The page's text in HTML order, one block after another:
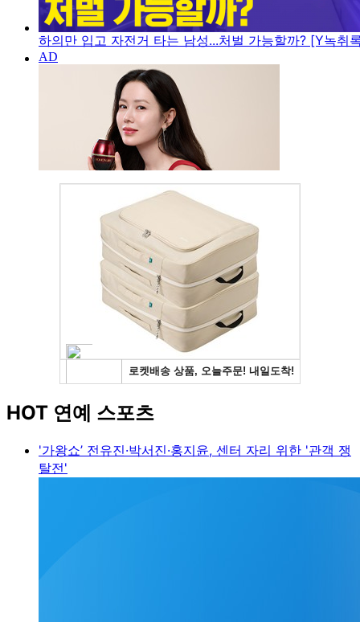
하의만 입고 자전거 타는 남성...처벌 가능할까? [Y녹취
HOT 연예 스포츠
'가왕쇼’ 전유진·박서진·홍지윤, 센터 자리 위한 '관객 쟁
탈전'